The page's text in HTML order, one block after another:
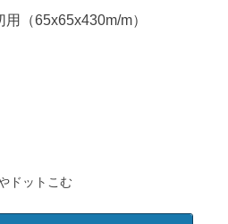
（65x65x430m/m）
ドットこむ